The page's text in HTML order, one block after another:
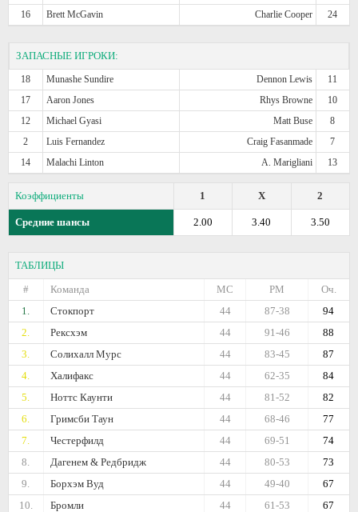
16
Brett McGavin Charlie Cooper 24
ЗАПАСНЫЕ ИГРОКИ:
18 Munashe Sundire Dennon Lewis
11
17
Aaron Jones Rhys Browne
10
12
Michael Gyasi Matt Buse
8
2
Luis Fernandez Craig Fasanmade
7
14
Malachi Linton A. Marigliani 13
Коэффициенты 2
X
1
Средние шансы 3.50
3.40
2.00
ТАБЛИЦЫ
#
Команда Оч.
РМ
МС
1.
Стокпорт 94
87-38
44
2.
Рексхэм 88
91-46
44
3.
Солихалл Мурс 87
83-45
44
4.
Халифакс 84
62-35
44
5.
Ноттс Каунти 82
81-52
44
6.
Гримсби Таун 77
68-46
44
7.
Честерфилд 74
69-51
44
8.
Дагенем & Редбридж 73
80-53
44
9.
Борхэм Вуд 67
49-40
44
10.
Бромли 67
61-53
44